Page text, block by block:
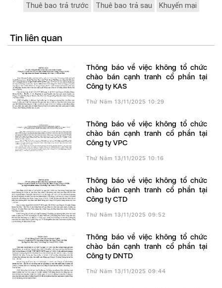
Thuê bao trả trước
Thuê bao trả sau Khuyến mại
Tin liên quan
Thông báo về việc không tổ chức
chào bán cạnh tranh cổ phần tại
Công ty KAS
Thứ Năm 13/11/2025 10:29
Thông báo về việc không tổ chức
chào bán cạnh tranh cổ phần tại
Công ty VPC
Thứ Năm 13/11/2025 10:16
Thông báo về việc không tổ chức
chào bán cạnh tranh cổ phần tại
Công ty CTD
Thứ Năm 13/11/2025 09:52
Thông báo về việc không tổ chức
chào bán cạnh tranh cổ phần tại
Công ty DNTD
Thứ Năm 13/11/2025 09:44